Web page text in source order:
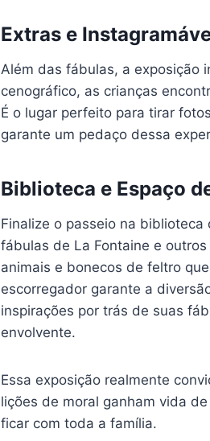
Extras e
Além das fábulas, a exposição
cenográfico, as crianças
É o lugar perfeito para tirar
garante um pedaço dessa
Biblioteca e Espaço
Finalize o passeio na
fábulas de La Fontaine e
animais e bonecos de feltro
escorregador garante a
inspirações por trás de suas
envolvente.
Essa exposição realmente
lições de moral ganham vida
ficar com toda a família.